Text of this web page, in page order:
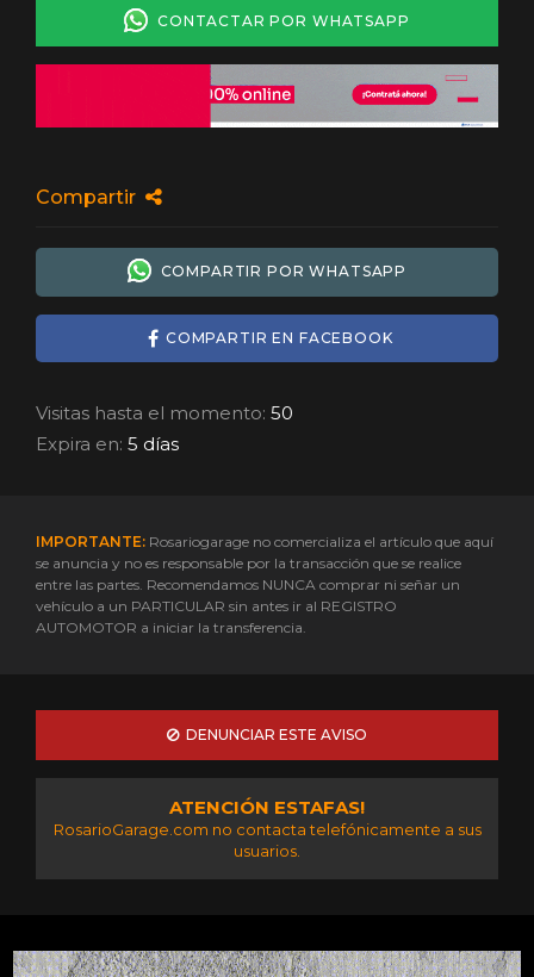
CONTACTAR POR WHATSAPP
Compartir
COMPARTIR POR WHATSAPP
COMPARTIR EN FACEBOOK
Visitas hasta el momento: 50
Expira en: 5 días
IMPORTANTE: Rosariogarage no comercializa el artículo que aquí
se anuncia y no es responsable por la transacción que se realice
entre las partes. Recomendamos NUNCA comprar ni señar un
vehículo a un PARTICULAR sin antes ir al REGISTRO
AUTOMOTOR a iniciar la transferencia.
DENUNCIAR ESTE AVISO
ATENCIÓN ESTAFAS!
RosarioGarage.com no contacta telefónicamente a sus
usuarios.